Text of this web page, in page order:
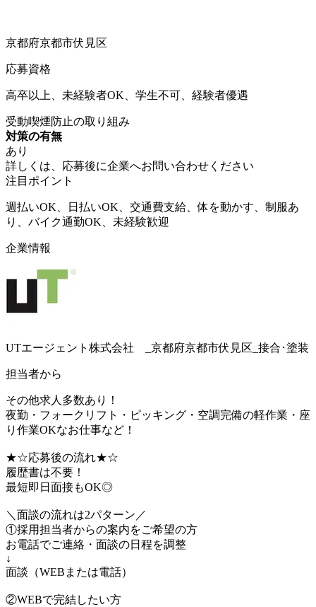
京都府京都市伏見区
応募資格
高卒以上、未経験者OK、学生不可、経験者優遇
受動喫煙防止の取り組み
対策の有無
あり
詳しくは、応募後に企業へお問い合わせください
注目ポイント
週払いOK、日払いOK、交通費支給、体を動かす、制服あ
り、バイク通勤OK、未経験歓迎
企業情報
UTエージェント株式会社 _京都府京都市伏見区_接合･塗装
担当者から
その他求人多数あり！
夜勤・フォークリフト・ピッキング・空調完備の軽作業・座
り作業OKなお仕事など！
★☆応募後の流れ★☆
履歴書は不要！
最短即日面接もOK◎
＼面談の流れは2パターン／
①採用担当者からの案内をご希望の方
お電話でご連絡・面談の日程を調整
↓
面談（WEBまたは電話）
②WEBで完結したい方